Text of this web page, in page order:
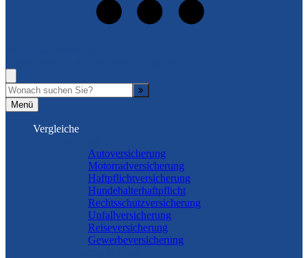
Menü
Vergleiche
Autoversicherung
Motorradversicherung
Haftpflichtversicherung
Hundehalterhaftpflicht
Rechtsschutzversicherung
Unfallversicherung
Reiseversicherung
Gewerbeversicherung